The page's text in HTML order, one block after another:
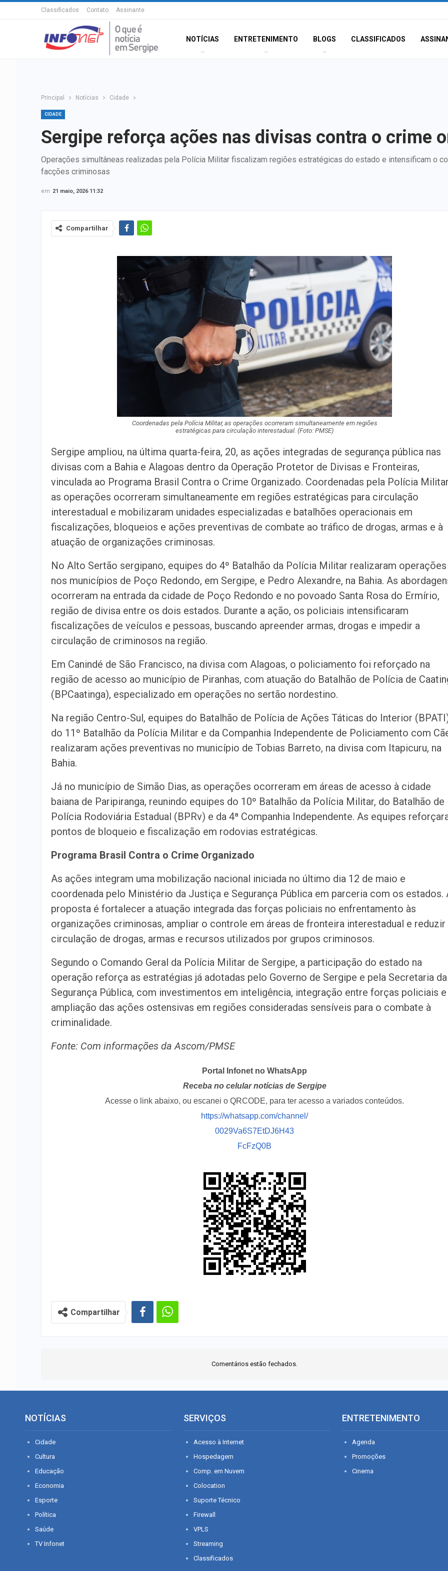
Classificados Contato Assinante
NOTÍCIAS ENTRETENIMENTO BLOGS CLASSIFICADOS
Principal Notícias Cidade
CIDADE
Sergipe reforça ações nas divisas contra o crime
Operações simultâneas realizadas pela Polícia Militar fiscalizam regiões estratégicas do estado e intensificam o
facções criminosas
em 21 maio, 2026 11:32
Compartilhar
Coordenadas pela Polícia Militar, as operações ocorreram simultaneamente em regiões
estratégicas para circulação interestadual. (Foto: PMSE)
Sergipe ampliou, na última quarta-feira, 20, as ações integradas de segurança pública nas
divisas com a Bahia e Alagoas dentro da Operação Protetor de Divisas e Fronteiras,
vinculada ao Programa Brasil Contra o Crime Organizado. Coordenadas pela Polícia
as operações ocorreram simultaneamente em regiões estratégicas para circulação
interestadual e mobilizaram unidades especializadas e batalhões operacionais em
fiscalizações, bloqueios e ações preventivas de combate ao tráfico de drogas, armas e à
atuação de organizações criminosas.
No Alto Sertão sergipano, equipes do 4º Batalhão da Polícia Militar realizaram operações
nos municípios de Poço Redondo, em Sergipe, e Pedro Alexandre, na Bahia. As
ocorreram na entrada da cidade de Poço Redondo e no povoado Santa Rosa do Ermírio,
região de divisa entre os dois estados. Durante a ação, os policiais intensificaram
fiscalizações de veículos e pessoas, buscando apreender armas, drogas e impedir a
circulação de criminosos na região.
Em Canindé de São Francisco, na divisa com Alagoas, o policiamento foi reforçado na
região de acesso ao município de Piranhas, com atuação do Batalhão de Polícia de
(BPCaatinga), especializado em operações no sertão nordestino.
Na região Centro-Sul, equipes do Batalhão de Polícia de Ações Táticas do Interior
do 11º Batalhão da Polícia Militar e da Companhia Independente de Policiamento com
realizaram ações preventivas no município de Tobias Barreto, na divisa com Itapicuru, na
Bahia.
Já no município de Simão Dias, as operações ocorreram em áreas de acesso à cidade
baiana de Paripiranga, reunindo equipes do 10º Batalhão da Polícia Militar, do Batalhão de
Polícia Rodoviária Estadual (BPRv) e da 4ª Companhia Independente. As equipes
pontos de bloqueio e fiscalização em rodovias estratégicas.
Programa Brasil Contra o Crime Organizado
As ações integram uma mobilização nacional iniciada no último dia 12 de maio e
coordenada pelo Ministério da Justiça e Segurança Pública em parceria com os estados.
proposta é fortalecer a atuação integrada das forças policiais no enfrentamento às
organizações criminosas, ampliar o controle em áreas de fronteira interestadual e reduzir
circulação de drogas, armas e recursos utilizados por grupos criminosos.
Segundo o Comando Geral da Polícia Militar de Sergipe, a participação do estado na
operação reforça as estratégias já adotadas pelo Governo de Sergipe e pela Secretaria da
Segurança Pública, com investimentos em inteligência, integração entre forças policiais e
ampliação das ações ostensivas em regiões consideradas sensíveis para o combate à
criminalidade.
Fonte: Com informações da Ascom/PMSE
Portal Infonet no WhatsApp
Receba no celular notícias de Sergipe
Acesse o link abaixo, ou escanei o QRCODE, para ter acesso a variados conteúdos.
https://whatsapp.com/channel/
0029Va6S7EtDJ6H43
FcFzQ0B
Compartilhar
Comentários estão fechados.
drogas em
NOTÍCIAS
Cidade
Cultura
Educação
Economia
Esporte
Política
Saúde
TV Infonet
SERVIÇOS
Acesso à Internet
Hospedagem
Comp. em Nuvem
Colocation
Suporte Técnico
Firewall
VPLS
Streaming
Classificados
ENTRETENIMENTO
Agenda
Promoções
Cinema